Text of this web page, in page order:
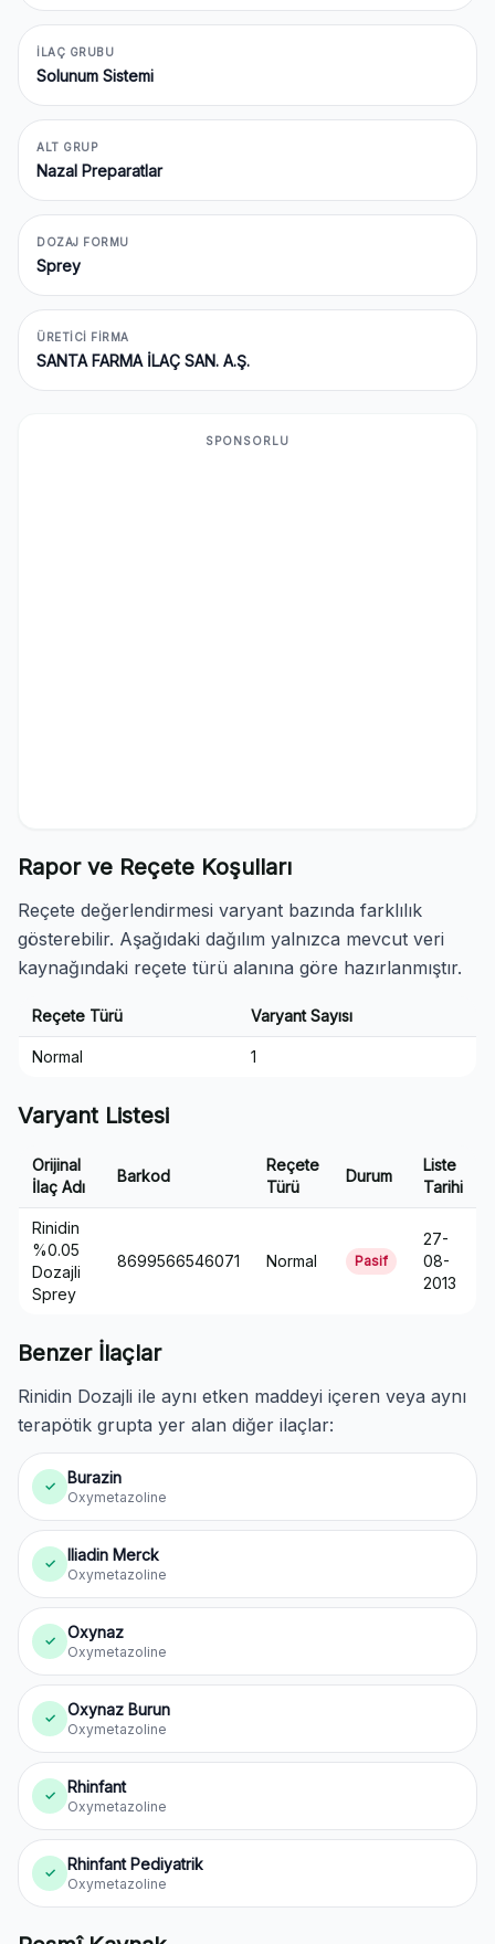
İLAÇ GRUBU
Solunum Sistemi
ALT GRUP
Nazal Preparatlar
DOZAJ FORMU
Sprey
ÜRETICI FIRMA
SANTA FARMA İLAÇ SAN. A.Ş.
SPONSORLU
Rapor ve Reçete Koşulları
Reçete değerlendirmesi varyant bazında farklılık
gösterebilir. Aşağıdaki dağılım yalnızca mevcut veri
kaynağındaki reçete türü alanına göre hazırlanmıştır.
Reçete Türü Varyant Sayısı
Normal 1
Varyant Listesi
Orijinal
İlaç Adı
Barkod
Reçete
Türü
Durum
Liste
Tarihi
Rinidin
%0.05
Dozajli
Sprey
8699566546071 Normal Pasif
27-
08-
2013
Benzer İlaçlar
Rinidin Dozajli ile aynı etken maddeyi içeren veya aynı
terapötik grupta yer alan diğer ilaçlar:
✓ Burazin
Oxymetazoline
✓ Iliadin Merck
Oxymetazoline
✓ Oxynaz
Oxymetazoline
✓ Oxynaz Burun
Oxymetazoline
✓ Rhinfant
Oxymetazoline
✓ Rhinfant Pediyatrik
Oxymetazoline